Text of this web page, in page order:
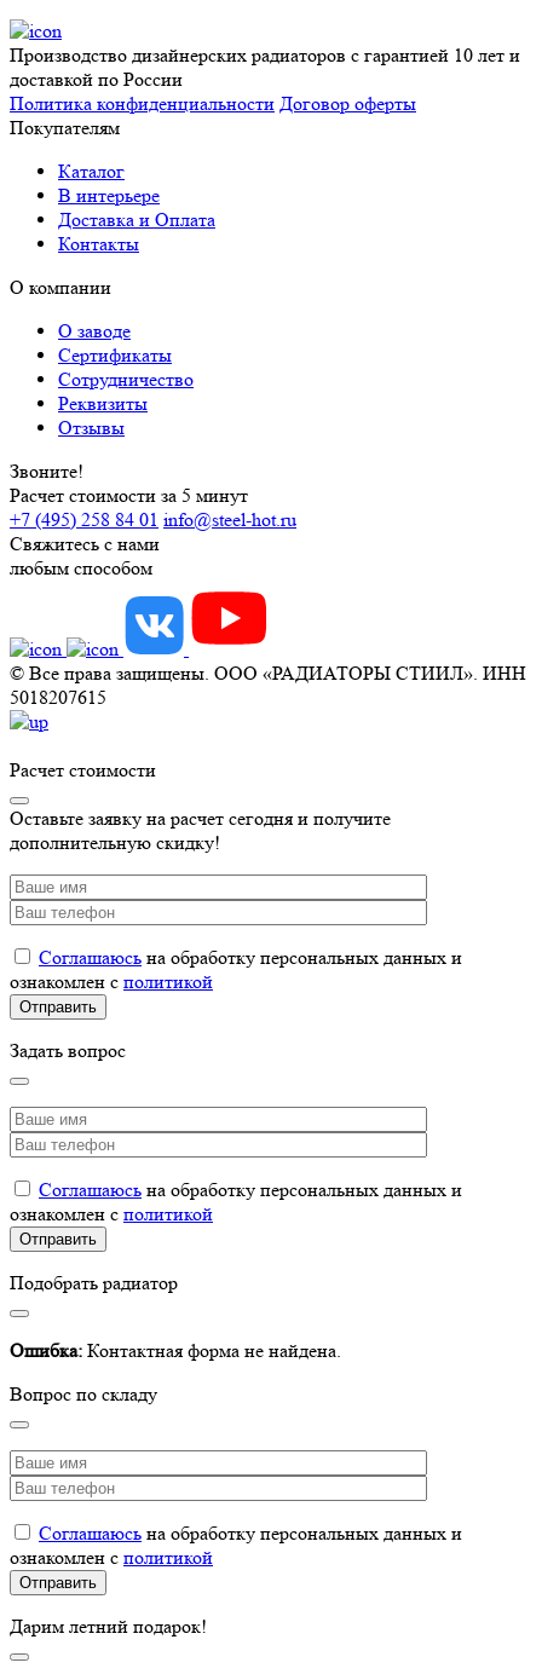
Производство дизайнерских радиаторов с гарантией 10 лет и
доставкой по России
Политика конфиденциальности Договор оферты
Покупателям
Каталог
В интерьере
Доставка и Оплата
Контакты
О компании
О заводе
Сертификаты
Сотрудничество
Реквизиты
Отзывы
Звоните!
Расчет стоимости за 5 минут
+7 (495) 258 84 01 info@steel-hot.ru
Свяжитесь с нами
любым способом
© Все права защищены. ООО «РАДИАТОРЫ СТИИЛ». ИНН
5018207615
Расчет стоимости
Оставьте заявку на расчет сегодня и получите
дополнительную скидку!
Соглашаюсь на обработку персональных данных и
ознакомлен с политикой
Задать вопрос
Соглашаюсь на обработку персональных данных и
ознакомлен с политикой
Подобрать радиатор
Ошибка: Контактная форма не найдена.
Вопрос по складу
Соглашаюсь на обработку персональных данных и
ознакомлен с политикой
Дарим летний подарок!